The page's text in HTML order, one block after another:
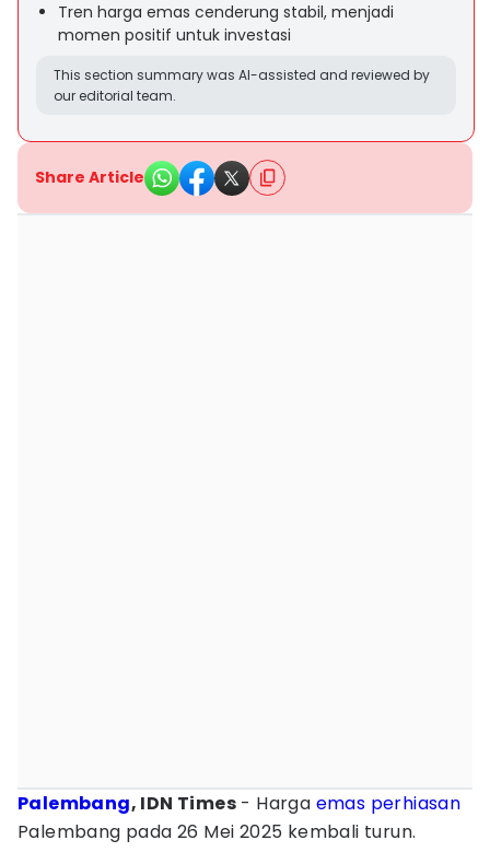
Tren harga emas cenderung stabil, menjadi
momen positif untuk investasi
This section summary was AI-assisted and reviewed by
our editorial team.
Share Article
Palembang, IDN Times - Harga emas perhiasan
Palembang pada 26 Mei 2025 kembali turun.